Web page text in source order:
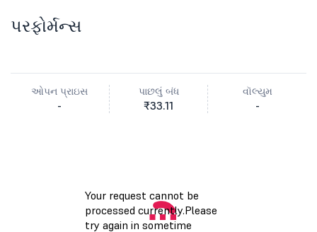
પરફોર્મન્સ
ઓપન પ્રાઇસ
-
પાછલું બંધ
₹33.11
વૉલ્યુમ
-